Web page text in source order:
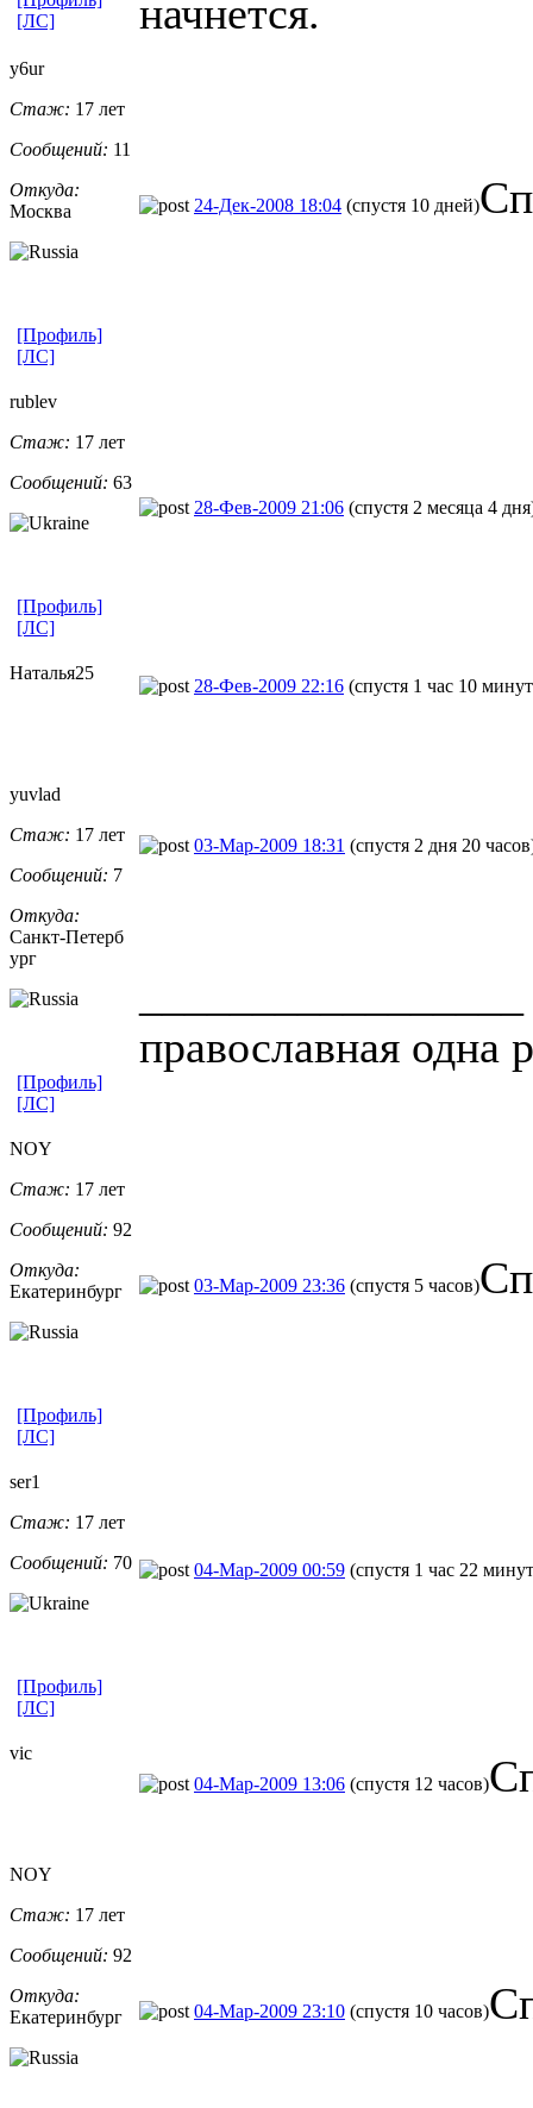
начнется.
[ЛС]
y6ur
Стаж: 17 лет
Сообщений: 11
Откуда:
Москва
24-Дек-2008 18:04 (спустя 10 дней)
[Профиль]
[ЛС]
rublev
Стаж: 17 лет
Сообщений: 63
28-Фев-2009 21:06 (спустя 2 месяца 4
[Профиль]
[ЛС]
Наталья25
28-Фев-2009 22:16 (спустя 1 час 10
yuvlad
Стаж: 17 лет
Сообщений: 7
Откуда:
Санкт-Петерб
ург
03-Мар-2009 18:31 (спустя 2 дня 20
православная одна
[Профиль]
[ЛС]
NOY
Стаж: 17 лет
Сообщений: 92
Откуда:
Екатеринбург
03-Мар-2009 23:36 (спустя 5 часов)
[Профиль]
[ЛС]
ser1
Стаж: 17 лет
Сообщений: 70 04-Мар-2009 00:59 (спустя 1 час 22
[Профиль]
[ЛС]
vic
04-Мар-2009 13:06 (спустя 12 часов)
NOY
Стаж: 17 лет
Сообщений: 92
Откуда:
Екатеринбург
04-Мар-2009 23:10 (спустя 10 часов)